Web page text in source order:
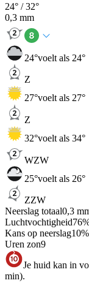
24° /32°
0,3 mm
24°voelt als 24°
Z
27°voelt als 27°
Z
32°voelt als 34°
WZW
25°voelt als 26°
ZZW
Neerslag totaal0,3
Luchtvochtigheid76
Kans op neerslag10%
Uren zon9
Je huid kan in
min).